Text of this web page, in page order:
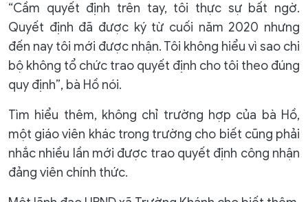
“Cầm quyết định trên tay, tôi thực sự bất ngờ.
Quyết định đã được ký từ cuối năm 2020 nhưng
đến nay tôi mới được nhận. Tôi không hiểu vì sao chi
bộ không tổ chức trao quyết định cho tôi theo đúng
quy định”, bà Hồ nói.
Tìm hiểu thêm, không chỉ trường hợp của bà Hồ,
một giáo viên khác trong trường cho biết cũng phải
nhắc nhiều lần mới được trao quyết định công nhận
đảng viên chính thức.